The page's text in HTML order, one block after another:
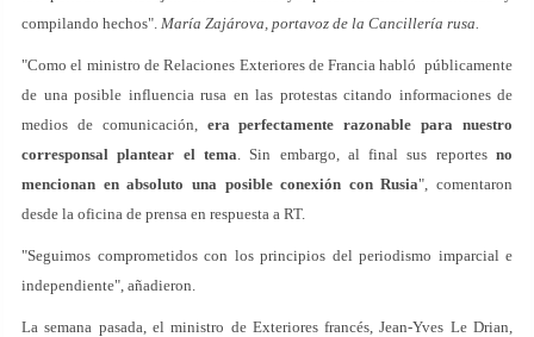
compilando hechos". María Zajárova, portavoz de la Cancillería rusa.
"Como el ministro de Relaciones Exteriores de Francia habló públicamente
de una posible influencia rusa en las protestas citando informaciones de
medios de comunicación, era perfectamente razonable para nuestro
corresponsal plantear el tema. Sin embargo, al final sus reportesno
mencionan en absoluto una posible conexión con Rusia", comentaron
desde la oficina de prensa en respuesta a RT.
"Seguimos comprometidos con los principios del periodismo imparcial e
independiente", añadieron.
La semana pasada, el ministro de Exteriores francés, Jean-Yves Le Drian,